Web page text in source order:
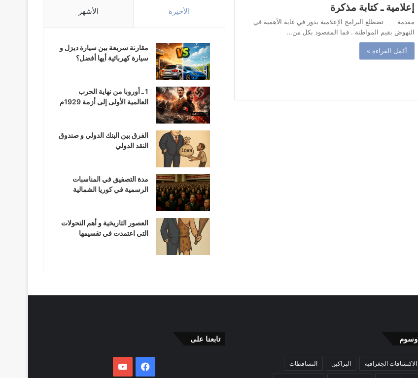
إعلامية ـ كتابة مذكرة
مقدمة تضطلع البرامج الإعلامية بدور في غاية الأهمية في
النهوض بقيم المواطنة . فما المقصود بكل من…
أكمل القراءة »
الأخيرة الأشهر
مقارنة سريعة بين سيارة ديزل و
سيارة كهربائية أيها أفضل؟
1 ـ أوروبا من نهاية الحرب
العالمية الأولى إلى أزمة 1929م
الفرق بين البنك الدولي و صندوق
النقد الدولي
مدة التصفيق في المناسبات
الرسمية في كوريا الشمالية
العصور التاريخية و أهم التحولات
التي اعتمدت في تقسيمها
وسوم
الاكتشافات الجغرافية البراكين التساقطات
تابعنا على
فيسبوكيوتيوب